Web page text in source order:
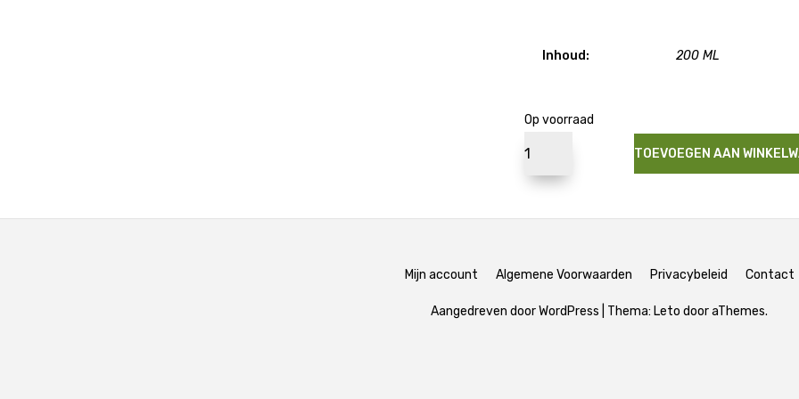
Inhoud: 200 ML
Op voorraad
TOEVOEGEN AAN
Mijn account Algemene Voorwaarden Privacybeleid Contact
Aangedreven door WordPress Thema: Leto door aThemes.